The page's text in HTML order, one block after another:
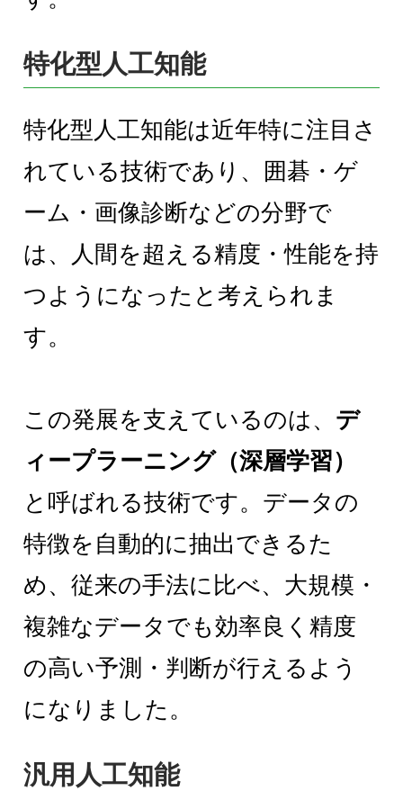
特化型人工知能
特化型人工知能は近年特に注目さ
れている技術であり、囲碁・ゲ
ーム・画像診断などの分野で
は、人間を超える精度・性能を持
つようになったと考えられま
す。
この発展を支えているのは、 デ
ィープラーニング（深層学習）
と呼ばれる技術です。データの
特徴を自動的に抽出できるた
め、従来の手法に比べ、大規模・
複雑なデータでも効率良く精度
の高い予測・判断が行えるよう
になりました。
汎用人工知能